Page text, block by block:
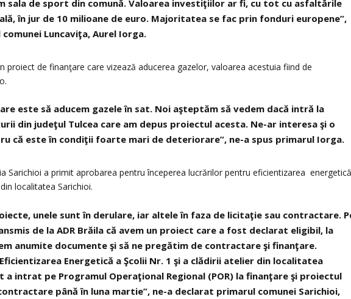
sala de sport din comună. Valoarea investiţiilor ar fi, cu tot cu asfaltările
în jur de 10 milioane de euro. Majoritatea se fac prin fonduri europene”,
Luncaviţa, Aurel Iorga.
proiect de finanţare care vizează aducerea gazelor, valoarea acestuia fiind de
este să aducem gazele în sat. Noi aşteptăm să vedem dacă intră la
din judeţul Tulcea care am depus proiectul acesta. Ne-ar interesa şi o
că este în condiţii foarte mari de deteriorare”, ne-a spus primarul Iorga.
Sarichioi a primit aprobarea pentru începerea lucrărilor pentru eficientizarea
localitatea Sarichioi.
unele sunt în derulare, iar altele în faza de licitaţie sau contractare.
de la ADR Brăila că avem un proiect care a fost declarat eligibil, la
anumite documente şi să ne pregătim de contractare şi finanţare.
Energetică a Şcolii Nr. 1 şi a clădirii atelier din localitatea
a intrat pe Programul Operaţional Regional (POR) la finanţare şi proiectul
până în luna martie”, ne-a declarat primarul comunei Sarichioi,